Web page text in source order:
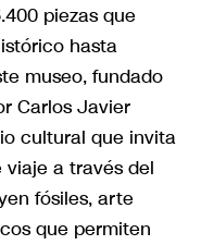
piezas que
hasta
museo, fundado
Carlos Javier
cultural que invita
a través del
fósiles, arte
que permiten